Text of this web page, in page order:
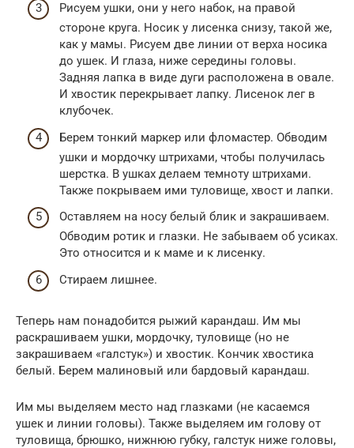
Рисуем ушки, они у него набок, на правой
стороне круга. Носик у лисенка снизу, такой же,
как у мамы. Рисуем две линии от верха носика
до ушек. И глаза, ниже середины головы.
Задняя лапка в виде дуги расположена в овале.
И хвостик перекрывает лапку. Лисенок лег в
клубочек.
Берем тонкий маркер или фломастер. Обводим
ушки и мордочку штрихами, чтобы получилась
шерстка. В ушках делаем темноту штрихами.
Также покрываем ими туловище, хвост и лапки.
Оставляем на носу белый блик и закрашиваем.
Обводим ротик и глазки. Не забываем об усиках.
Это относится и к маме и к лисенку.
Стираем лишнее.
Теперь нам понадобится рыжий карандаш. Им мы
раскрашиваем ушки, мордочку, туловище (но не
закрашиваем «галстук») и хвостик. Кончик хвостика
белый. Берем малиновый или бардовый карандаш.
Им мы выделяем место над глазками (не касаемся
ушек и линии головы). Также выделяем им голову от
туловища, брюшко, нижнюю губку, галстук ниже головы,